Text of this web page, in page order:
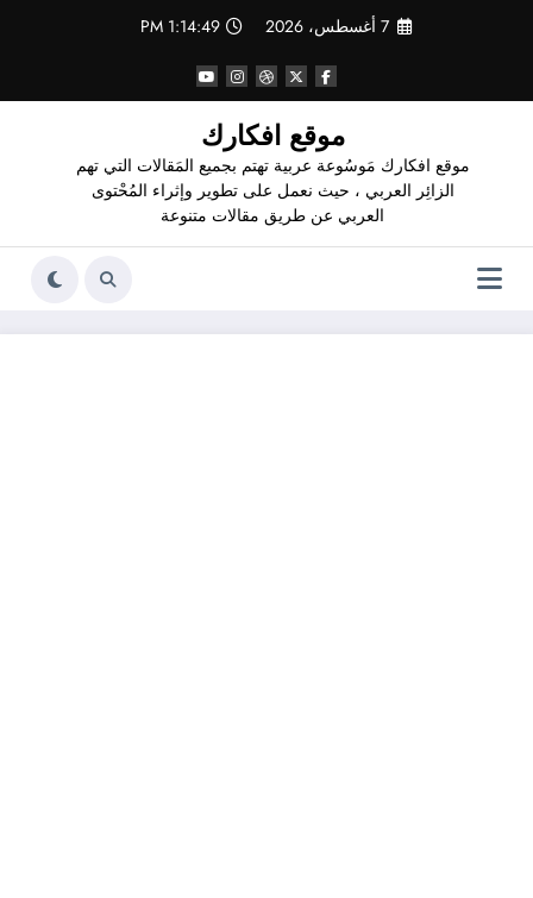
7 أغسطس، 2026 1:14:50 PM
موقع افكارك
موقع افكارك مَوسُوعة عربية تهتم بجميع المَقالات التي تهم
الزائِر العربي ، حيث نعمل على تطوير وإثراء المُحْتوى
العربي عن طريق مقالات متنوعة